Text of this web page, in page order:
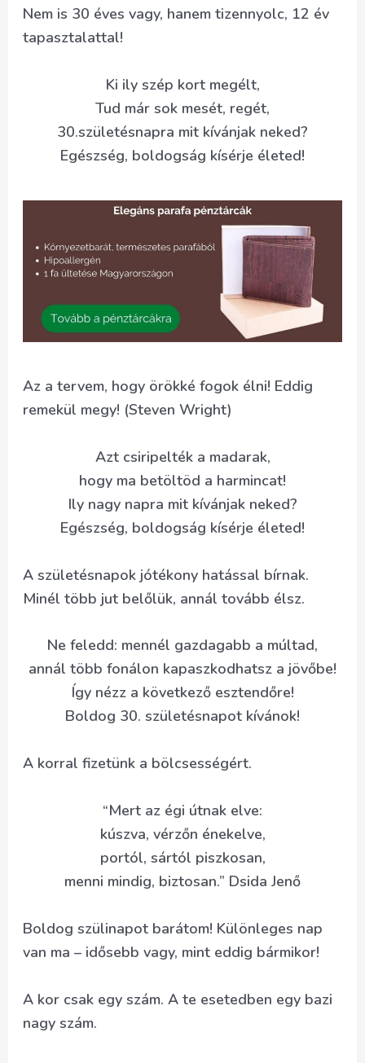
Nem is 30 éves vagy, hanem tizennyolc, 12 év
tapasztalattal!
Ki ily szép kort megélt,
Tud már sok mesét, regét,
30.születésnapra mit kívánjak neked?
Egészség, boldogság kísérje életed!
Az a tervem, hogy örökké fogok élni! Eddig
remekül megy! (Steven Wright)
Azt csiripelték a madarak,
hogy ma betöltöd a harmincat!
Ily nagy napra mit kívánjak neked?
Egészség, boldogság kísérje életed!
A születésnapok jótékony hatással bírnak.
Minél több jut belőlük, annál tovább élsz.
Ne feledd: mennél gazdagabb a múltad,
annál több fonálon kapaszkodhatsz a jövőbe!
Így nézz a következő esztendőre!
Boldog 30. születésnapot kívánok!
A korral fizetünk a bölcsességért.
“Mert az égi útnak elve:
kúszva, vérzőn énekelve,
portól, sártól piszkosan,
menni mindig, biztosan.” Dsida Jenő
Boldog szülinapot barátom! Különleges nap
van ma – idősebb vagy, mint eddig bármikor!
A kor csak egy szám. A te esetedben egy bazi
nagy szám.